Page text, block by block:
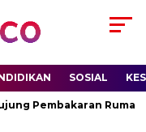
SOSIAL
Pembakaran Rumah